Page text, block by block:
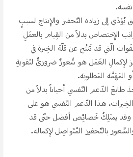
يُؤدّي إلى زيادة التّحفيز والإنتاج لسببِِ
الإختصاص بدلاََ من القِيام بالعمَلِ
الّتي قد تَنتُج عن قلّة الخِبرة في
لإكمالِ العَمَل هو شُعورٌ ضروريٌّ لتَقويةِ
المَهَمَّة المَطلوبة.
طابعَ الدّعم النّفسي أحياناََ بدلاََ من
هذا الدّعم النّفسي هو على
وقد يمتَلِكُ خَصائِص أفضل حتّى قد
بالتّحفيز المُتَواصِل لإكماله.